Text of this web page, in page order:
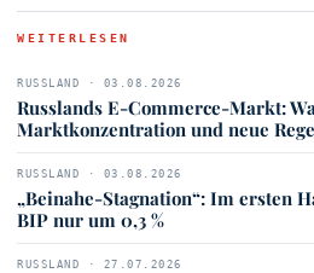
WEITERLESEN
RUSSLAND · 03.08.2026
Russlands E-Commerce-Markt:
Marktkonzentration und neue
RUSSLAND · 03.08.2026
„Beinahe-Stagnation“: Im ersten
BIP nur um 0,3 %
RUSSLAND · 27.07.2026